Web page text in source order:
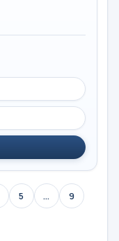
5 ...
9